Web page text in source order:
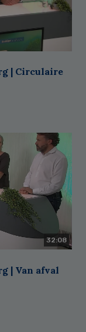
| Circulaire
32:08
| Van afval